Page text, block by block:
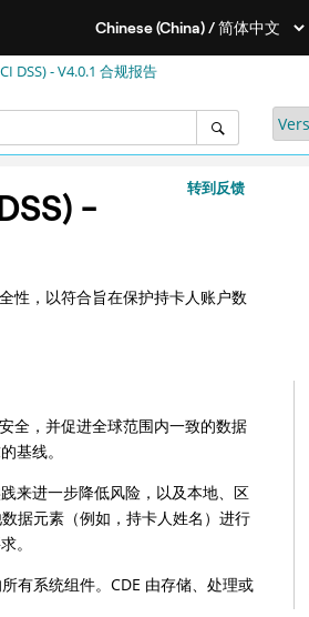
DSS) - V4.0.1 合规报告
转到反馈
-
性，以符合旨在保护持卡人账户数
全，并促进全球范围内一致的数据
基线。
来进一步降低风险，以及本地、区
据元素（例如，持卡人姓名）进行
。
有系统组件。CDE 由存储、处理或